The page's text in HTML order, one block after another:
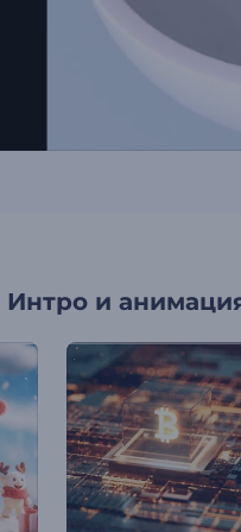
Интро и